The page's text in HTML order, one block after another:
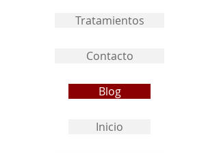
Tratamientos
Contacto
Blog
Inicio